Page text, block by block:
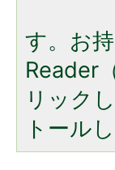
す。お
Reader
リック
トール